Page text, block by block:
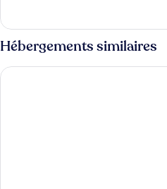
le
type
de
Chambre
Hébergements similaires
Hotel Restaurant Saint Nicolas